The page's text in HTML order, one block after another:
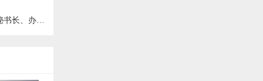
公厅主任